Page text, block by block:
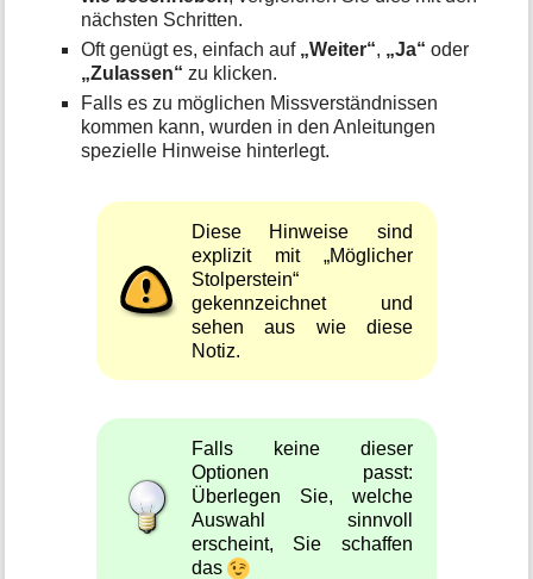
nächsten Schritten.
Oft genügt es, einfach auf „Weiter“, „Ja“ oder
„Zulassen“ zu klicken.
Falls es zu möglichen Missverständnissen
kommen kann, wurden in den Anleitungen
spezielle Hinweise hinterlegt.
Diese Hinweise sind
explizit mit „Möglicher
Stolperstein“
gekennzeichnet und
sehen aus wie diese
Notiz.
Falls keine dieser
Optionen passt:
Überlegen Sie, welche
Auswahl sinnvoll
erscheint, Sie schaffen
das